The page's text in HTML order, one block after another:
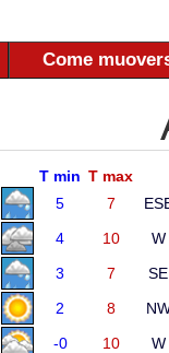
Come
T min T max
5 7
4 10
W
3 7
SE
2 8
-0 10 W